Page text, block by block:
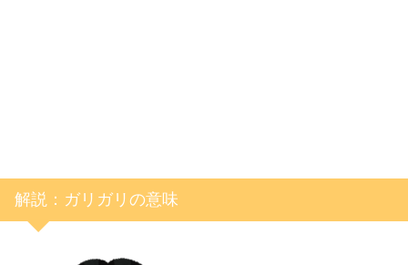
解説：ガリガリの意味